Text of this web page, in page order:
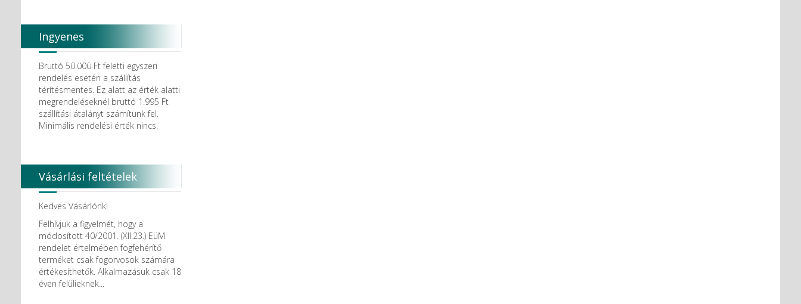
Degradable Sol. AG
Degradable Solutions AG
DELTA RT.
Dendia GmbH
DenMat Holdings, LLC
Dental Film srl.
Dental Pacific
Dentis
Dentsolv AB
Detax
DFS
DIADENT
Diaswiss S.A.
Discus Dental PHILIPS
DISPOTECH S.r.l.
DKL
DMG
DÜRR DENTAL SE
DUX
Ingyenes
házhozszállítás
Bruttó 50.000 Ft feletti egyszeri
rendelés esetén a szállítás
térítésmentes. Ez alatt az érték alatti
megrendeléseknél bruttó 1.995 Ft
szállítási átalányt számítunk fel.
Minimális rendelési érték nincs.
Vásárlási feltételek
Kedves Vásárlónk!
Felhívjuk a figyelmét, hogy a
módosított 40/2001. (XII.23.) EüM
rendelet értelmében fogfehérítő
terméket csak fogorvosok számára
értékesíthetők. Alkalmazásuk csak 18
éven felülieknek...